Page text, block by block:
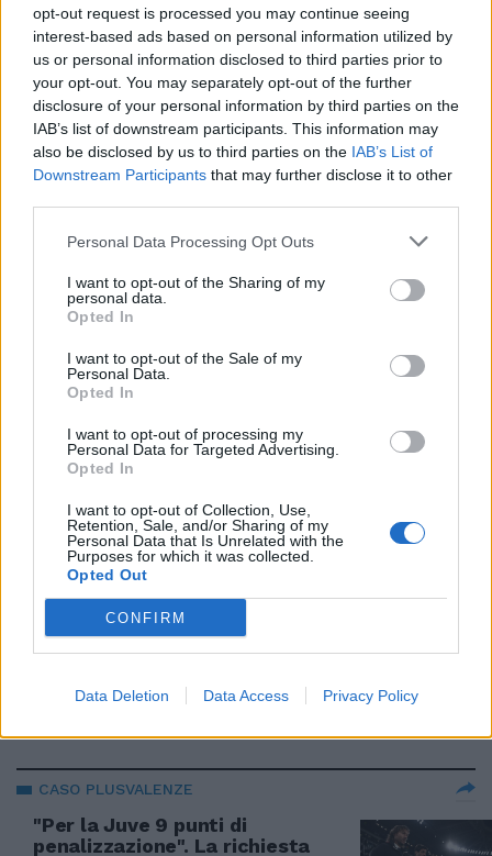
opt-out request is processed you may continue seeing
interest-based ads based on personal information utilized by
us or personal information disclosed to third parties prior to
your opt-out. You may separately opt-out of the further
disclosure of your personal information by third parties on the
IAB’s list of downstream participants. This information may
also be disclosed by us to third parties on the IAB’s List of
Downstream Participants that may further disclose it to other
Personal Data Processing Opt Outs
I want to opt-out of the Sharing of my
personal data.
Opted In
I want to opt-out of the Sale of my
Personal Data.
Opted In
I want to opt-out of processing my
Personal Data for Targeted Advertising.
Opted In
I want to opt-out of Collection, Use,
Retention, Sale, and/or Sharing of my
Personal Data that Is Unrelated with the
Purposes for which it was collected.
Opted Out
CONFIRM
Data Deletion Data Access Privacy Policy
Minacce social ai vertici Figc, i
tifosi non perdonano la
punizione alla Juve
22/01/2023
DOPO LA STANGATA
Allegri carica la Juventus
21/01/2023
21/01/2023
VERSO IL RICORSO
"Palese ingiustizia". I legali Juve
plusvalenze
20/01/2023
CORTE FEDERALE
Juventus, stangata per le
classifica
CASO PLUSVALENZE
"Per la Juve 9 punti di
penalizzazione". La richiesta